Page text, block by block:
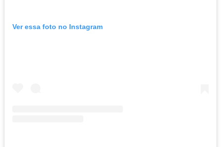
Ver essa foto no Instagram